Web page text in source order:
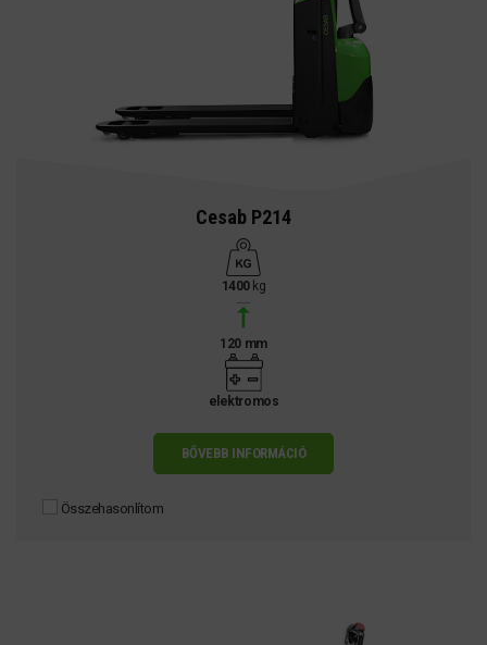
Cesab P214
1400kg
120 mm
elektromos
BŐVEBB INFORMÁCIÓ
Összehasonlítom